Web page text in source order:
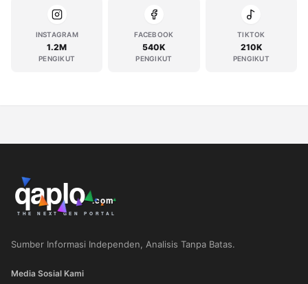
INSTAGRAM
1.2M
PENGIKUT
FACEBOOK
540K
PENGIKUT
TIKTOK
210K
PENGIKUT
Sumber Informasi Independen, Analisis Tanpa Batas.
Media Sosial Kami